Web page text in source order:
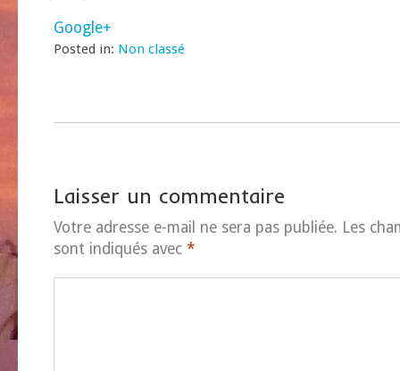
Google+
Posted in: Non classé
Laisser un commentaire
Votre adresse e-mail ne sera pas publiée. Les
sont indiqués avec *